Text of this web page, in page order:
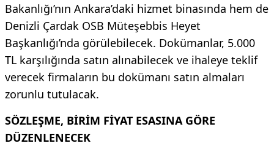
Bakanlığı’nın Ankara’daki hizmet binasında hem de
Denizli Çardak OSB Müteşebbis Heyet
Başkanlığı’nda görülebilecek. Dokümanlar, 5.000
TL karşılığında satın alınabilecek ve ihaleye teklif
verecek firmaların bu dokümanı satın almaları
zorunlu tutulacak.
SÖZLEŞME, BİRİM FİYAT ESASINA GÖRE
DÜZENLENECEK